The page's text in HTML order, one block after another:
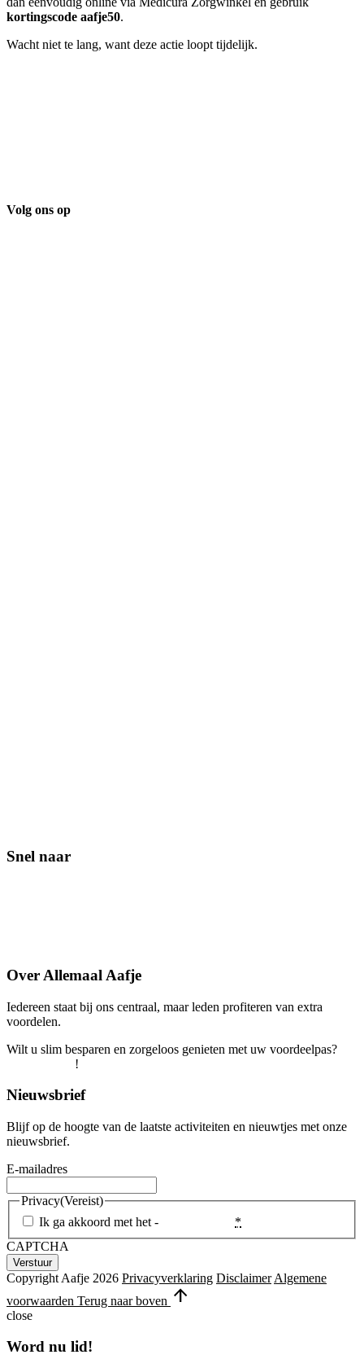
kortingscode aafje50.
Wacht niet te lang, want deze actie loopt tijdelijk.
Volg ons op
Snel naar
Over Allemaal Aafje
Iedereen staat bij ons centraal, maar leden profiteren van extra
voordelen.
Wilt u slim besparen en zorgeloos genieten met uw voordeelpas?
!
Nieuwsbrief
Blijf op de hoogte van de laatste activiteiten en nieuwtjes met onze
nieuwsbrief.
E-mailadres
Privacy(Vereist)
Ik ga akkoord met het -
*
CAPTCHA
Copyright Aafje 2026 Privacyverklaring Disclaimer Algemene
voorwaarden Terug naar boven arrow_upward
close
Word nu lid!